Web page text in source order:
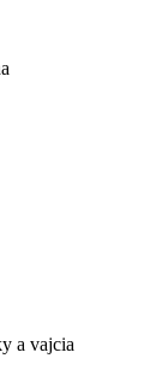
a vajcia